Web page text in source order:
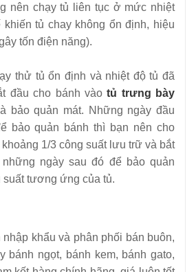
nên chạy tủ liên tục ở mức nhiệt
tủ chay không ổn định, hiệu
tốn điện năng).
thử tủ ổn định và nhiệt độ tủ đã
đầu cho bánh vàotủ trưng bày
bảo quản mát. Những ngày đầu
bảo quản bánh thì bạn nên cho
1/3 công suất lưu trữ và bắt
ngày sau đó để bảo quản
tương ứng của tủ.
khẩu và phân phối bán buôn,
bánh ngọt, bánh kem, bánh gato,